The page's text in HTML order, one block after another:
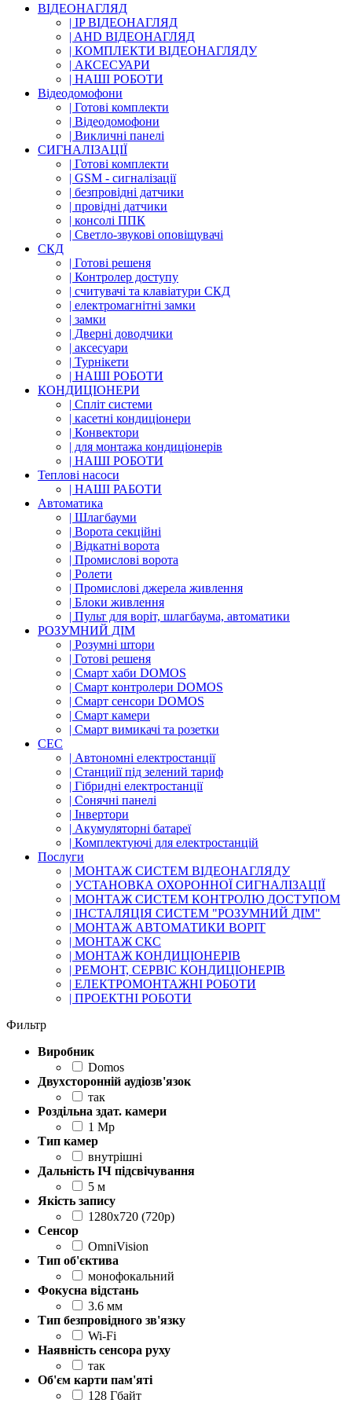
ВІДЕОНАГЛЯД
| IP ВІДЕОНАГЛЯД
| AHD ВІДЕОНАГЛЯД
| КОМПЛЕКТИ ВІДЕОНАГЛЯДУ
| АКСЕСУАРИ
| НАШІ РОБОТИ
Відеодомофони
| Готові комплекти
| Відеодомофони
| Викличні панелі
СИГНАЛІЗАЦІЇ
| Готові комплекти
| GSM - сигналізації
| безпровідні датчики
| провідні датчики
| консолі ППК
| Светло-звукові оповіщувачі
СКД
| Готові решеня
| Контролер доступу
| считувачі та клавіатури СКД
| електромагнітні замки
| замки
| Дверні доводчики
| аксесуари
| Турнікети
| НАШІ РОБОТИ
КОНДИЦІОНЕРИ
| Cпліт системи
| касетні кондиціонери
| Конвектори
| для монтажа кондиціонерів
| НАШІ РОБОТИ
Теплові насоси
| НАШІ РАБОТИ
Автоматика
| Шлагбауми
| Ворота секційні
| Відкатні ворота
| Промислові ворота
| Ролети
| Промислові джерела живлення
| Блоки живлення
| Пульт для воріт, шлагбаума, автоматики
РОЗУМНИЙ ДІМ
| Розумні штори
| Готові решеня
| Смарт хаби DOMOS
| Смарт контролери DOMOS
| Смарт сенсори DOMOS
| Смарт камери
| Смарт вимикачі та розетки
СЕС
| Автономні електростанції
| Станциії під зелений тариф
| Гібридні електростанції
| Сонячні панелі
| Інвертори
| Акумуляторні батареї
| Комплектуючі для електростанцій
Послуги
| МОНТАЖ СИСТЕМ ВІДЕОНАГЛЯДУ
| УСТАНОВКА ОХОРОННОЇ СИГНАЛІЗАЦІЇ
| МОНТАЖ СИСТЕМ КОНТРОЛЮ ДОСТУПОМ
| ІНСТАЛЯЦІЯ СИСТЕМ "РОЗУМНИЙ ДІМ"
| МОНТАЖ АВТОМАТИКИ ВОРІТ
| МОНТАЖ СКС
| МОНТАЖ КОНДИЦІОНЕРІВ
| РЕМОНТ, СЕРВІС КОНДИЦІОНЕРІВ
| ЕЛЕКТРОМОНТАЖНІ РОБОТИ
| ПРОЕКТНІ РОБОТИ
Фильтр
Виробник
Domos
Двухсторонній аудіозв'язок
так
Роздільна здат. камери
1 Mp
Тип камер
внутрішні
Дальність ІЧ підсвічування
5 м
Якість запису
1280x720 (720p)
Сенсор
OmniVision
Тип об'єктива
монофокальний
Фокусна відстань
3.6 мм
Тип безпровідного зв'язку
Wi-Fi
Наявність сенсора руху
так
Об'єм карти пам'яті
128 Гбайт